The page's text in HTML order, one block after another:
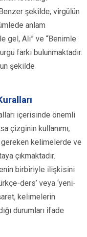
şekilde, virgülün
anlam
gel, Ali” ve “Benimle
farkı bulunmaktadır.
şekilde
içerisinde önemli
çizginin kullanımı,
kelimelerde ve
çıkmaktadır.
birbiriyle ilişkisini
ders’ veya ‘yeni-
kelimelerin
durumları ifade